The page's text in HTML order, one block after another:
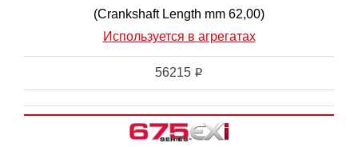
(Crankshaft Length mm 62,00)
Используется в агрегатах
56215 i